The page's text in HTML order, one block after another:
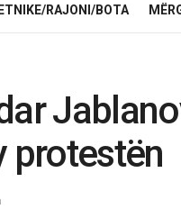
ETNIKE/RAJONI/BOTA
protestën